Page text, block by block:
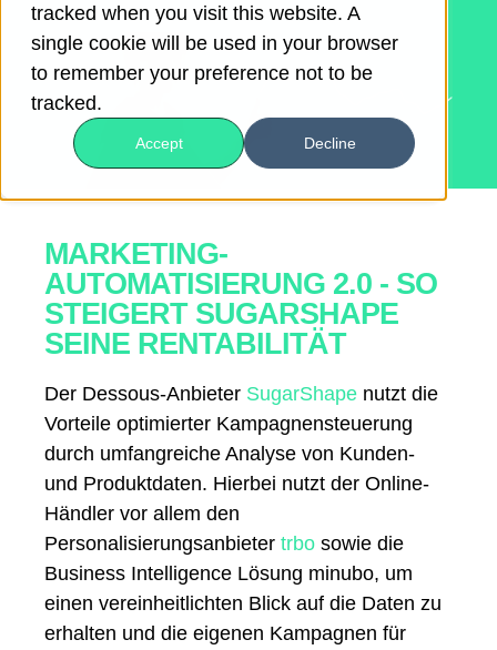
tracked when you visit this website. A
single cookie will be used in your browser
to remember your preference not to be
tracked.
Accept Decline
MARKETING-
AUTOMATISIERUNG 2.0 - SO
STEIGERT SUGARSHAPE
SEINE RENTABILITÄT
Der Dessous-Anbieter SugarShape nutzt die
Vorteile optimierter Kampagnensteuerung
durch umfangreiche Analyse von Kunden-
und Produktdaten. Hierbei nutzt der Online-
Händler vor allem den
Personalisierungsanbieter trbo sowie die
Business Intelligence Lösung minubo, um
einen vereinheitlichten Blick auf die Daten zu
erhalten und die eigenen Kampagnen für